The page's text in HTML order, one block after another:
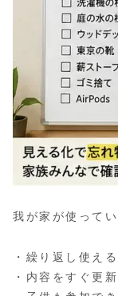
我が家が使って
・繰り返し使える
・内容をすぐ更